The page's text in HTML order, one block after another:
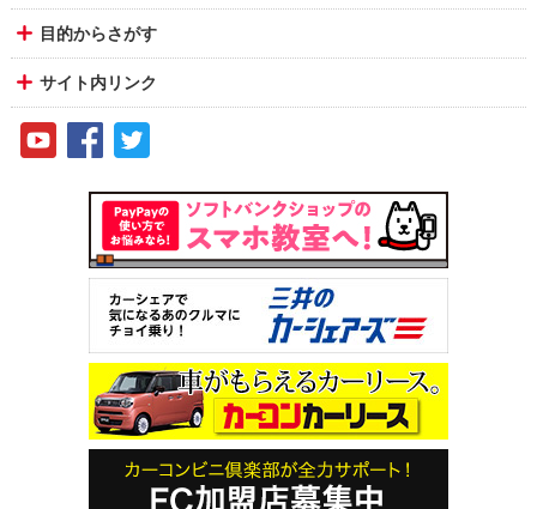
目的からさがす
サイト内リンク